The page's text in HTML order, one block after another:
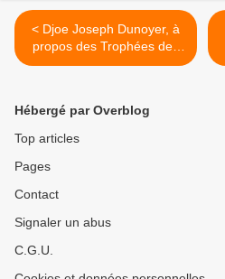
< Djoe Joseph Dunoyer, à
propos des Trophées des
Arts Afro-Caribéens...
Hébergé par Overblog
Top articles
Pages
Contact
Signaler un abus
C.G.U.